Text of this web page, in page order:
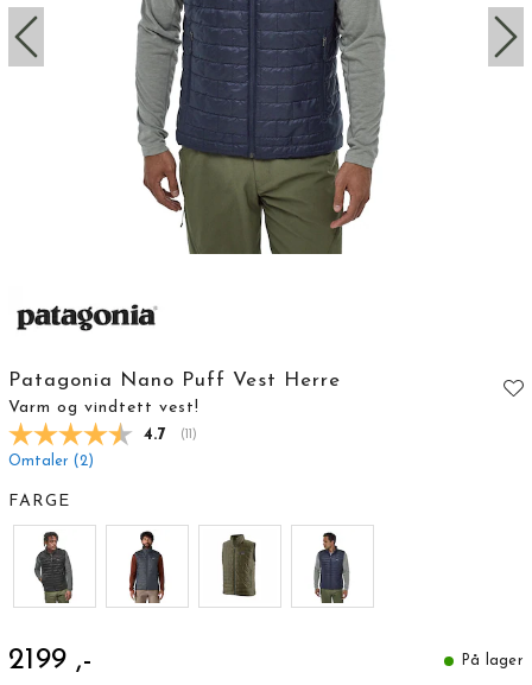
Patagonia Nano Puff Vest Herre
Varm og vindtett vest!
Gjennomsnittskarakter:
4.7 ( stemmer:
)
Omtaler (2)
FARGE
2199 ,- På lager